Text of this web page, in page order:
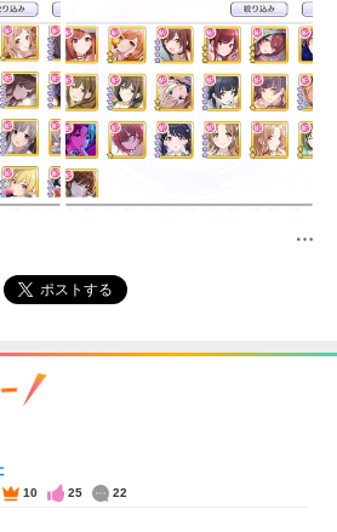
ポストする
10 25 22